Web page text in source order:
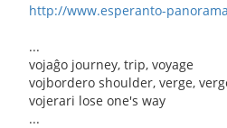
http://www.esperanto-
...
vojaĝo journey, trip, voyage
vojbordero shoulder, verge,
vojerari lose one's way
...